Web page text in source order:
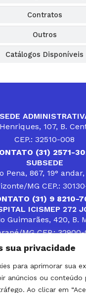
sua privacidade
para aprimorar sua
anúncios ou conteúdo
Ao clicar em
Contratos
Outros
Catálogos Disponíveis
SEDE
107, B.
CEP.: 32510-008
(31) 2571-
SUBSEDE
Pena, 867, 19°
MG CEP.:
(31) 9 8210-
ICISMEP 272
Guimarães, 420, B.
MG CEP.:
3512-4400 ou
SOLUÇÕES,
COMPLEMENTEM A
DA REGIÃO EM QUE
MUNICÍPIOS